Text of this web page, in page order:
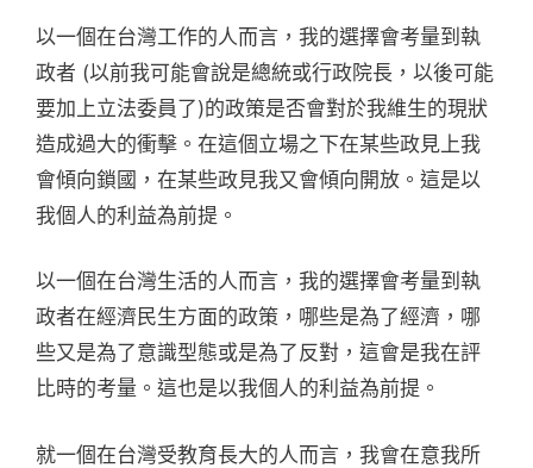
以一個在台灣工作的人而言，我的選擇會考量到執
政者 (以前我可能會說是總統或行政院長，以後可能
要加上立法委員了)的政策是否會對於我維生的現狀
造成過大的衝擊。在這個立場之下在某些政見上我
會傾向鎖國，在某些政見我又會傾向開放。這是以
我個人的利益為前提。
以一個在台灣生活的人而言，我的選擇會考量到執
政者在經濟民生方面的政策，哪些是為了經濟，哪
些又是為了意識型態或是為了反對，這會是我在評
比時的考量。這也是以我個人的利益為前提。
就一個在台灣受教育長大的人而言，我會在意我所